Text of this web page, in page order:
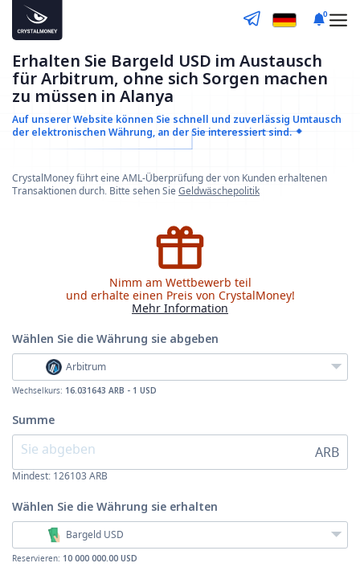
0
Erhalten Sie Bargeld USD im Austausch
für Arbitrum, ohne sich Sorgen machen
zu müssen in Alanya
Auf unserer Website können Sie schnell und zuverlässig Umtausch
der elektronischen Währung, an der Sie interessiert sind.
CrystalMoney führt eine AML-Überprüfung der von Kunden erhaltenen
Transaktionen durch. Bitte sehen SieGeldwäschepolitik
Nimm am Wettbewerb teil
und erhalte einen Preis von CrystalMoney!
Mehr Information
Wählen Sie die Währung sie abgeben
Arbitrum
Wechselkurs: 16.031643 ARB - 1 USD
Summe
ARB
Mindest: 126103 ARB
Wählen Sie die Währung sie erhalten
Bargeld USD
Reservieren: 10 000 000.00 USD